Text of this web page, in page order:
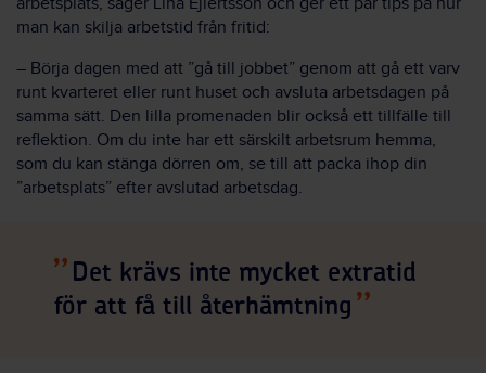
man kan skilja arbetstid från fritid:
– Börja dagen med att ”gå till jobbet” genom att gå ett varv
runt kvarteret eller runt huset och avsluta arbetsdagen på
samma sätt. Den lilla promenaden blir också ett tillfälle till
reflektion. Om du inte har ett särskilt arbetsrum hemma,
som du kan stänga dörren om, se till att packa ihop din
”arbetsplats” efter avslutad arbetsdag.
Det krävs inte mycket extratid
för att få till återhämtning